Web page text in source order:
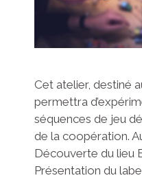
Cet atelier, destiné
permettra
séquences de jeu
de la coopération.
Découverte du lieu
Présentation du